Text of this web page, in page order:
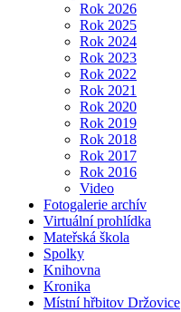
Rok 2026
Rok 2025
Rok 2024
Rok 2023
Rok 2022
Rok 2021
Rok 2020
Rok 2019
Rok 2018
Rok 2017
Rok 2016
Video
Fotogalerie archív
Virtuální prohlídka
Mateřská škola
Spolky
Knihovna
Kronika
Místní hřbitov Držovice